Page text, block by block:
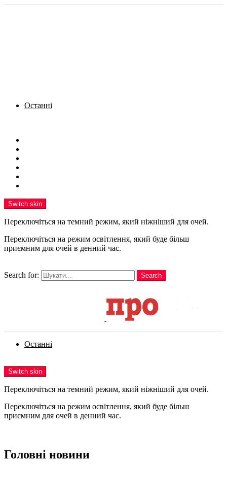
Останні
Switch skin
Переключіться на темний режим, який ніжніший для очей.
Переключіться на режим освітлення, який буде більш
приємним для очей в денний час.
Search for:
Search
Останні
Switch skin
Переключіться на темний режим, який ніжніший для очей.
Переключіться на режим освітлення, який буде більш
приємним для очей в денний час.
Головні новини